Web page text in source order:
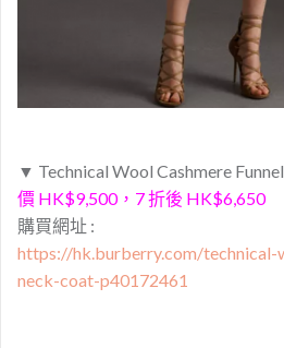
▼ Technical Wool Cashmere
價 HK$9,500，7 折後 HK$6,650
購買網址 :
https://hk.burberry.com/technical-
neck-coat-p40172461